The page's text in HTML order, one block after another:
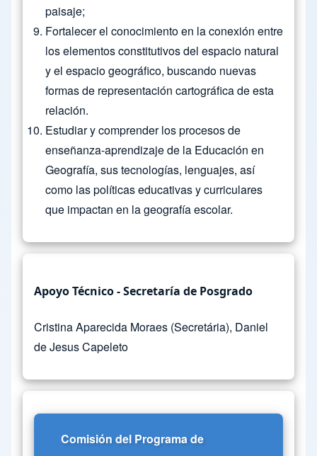
paisaje;
Fortalecer el conocimiento en la conexión entre
los elementos constitutivos del espacio natural
y el espacio geográfico, buscando nuevas
formas de representación cartográfica de esta
relación.
Estudiar y comprender los procesos de
enseñanza-aprendizaje de la Educación en
Geografía, sus tecnologías, lenguajes, así
como las políticas educativas y curriculares
que impactan en la geografía escolar.
Apoyo Técnico - Secretaría de Posgrado
Cristina Aparecida Moraes (Secretária), Daniel
de Jesus Capeleto
Comisión del Programa de